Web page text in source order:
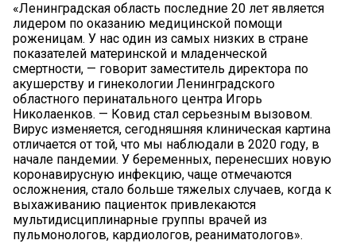
«Ленинградская область последние 20 лет является
лидером по оказанию медицинской помощи
роженицам. У нас один из самых низких в стране
показателей материнской и младенческой
смертности, — говорит заместитель директора по
акушерству и гинекологии Ленинградского
областного перинатального центра Игорь
Николаенков. — Ковид стал серьезным вызовом.
Вирус изменяется, сегодняшняя клиническая картина
отличается от той, что мы наблюдали в 2020 году, в
начале пандемии. У беременных, перенесших новую
коронавирусную инфекцию, чаще отмечаются
осложнения, стало больше тяжелых случаев, когда к
выхаживанию пациенток привлекаются
мультидисциплинарные группы врачей из
пульмонологов, кардиологов, реаниматологов».